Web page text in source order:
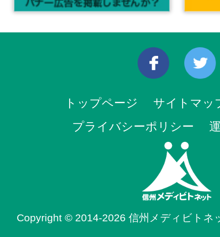
トップページ
サイトマッ
プライバシーポリシー
Copyright © 2014-2026 信州メディビトネ